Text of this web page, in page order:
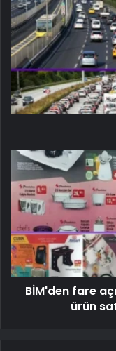
BİM'den fare
ürün